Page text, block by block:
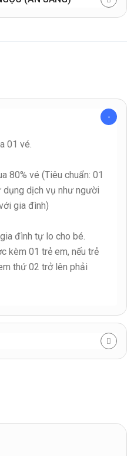
01 vé.
80% vé (Tiêu chuẩn: 01
dịch vụ như người
gia đình)
đình tự lo cho bé.
kèm 01 trẻ em, nếu trẻ
thứ 02 trở lên phải